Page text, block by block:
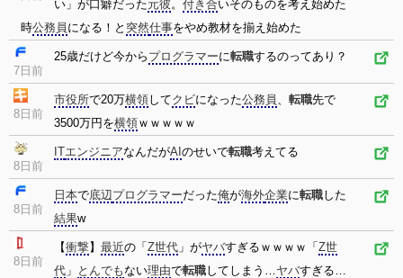
い」が口癖だった元彼。 付き合いそのものを考え始めた
時公務員 になる！と 突然仕事をやめ教材を揃え始めた
7日前
25歳だけど今から プログラマーに転職するのってあり？
8日前
市役所で20万横領してクビになった公務員 、 転職先で
3500万円を横領ｗｗｗｗｗ
8日前
ITエンジニアなんだがAI のせいで転職考えてる
8日前
日本で底辺プログラマーだった俺が海外企業に転職した
結果w
8日前
【衝撃】 最近の「 Z世代 」がヤバすぎるｗｗｗｗ「 Z世
代 」 とんでもない理由で転職してしまう…ヤバすぎる…